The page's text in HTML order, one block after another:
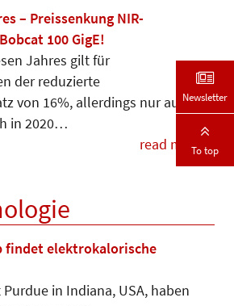
– Preissenkung NIR-
100 GigE!
Jahres gilt für
der reduzierte
von 16%, allerdings nur auf
in 2020…
read more
findet elektrokalorische
in Indiana, USA, haben
Newsletter
To top